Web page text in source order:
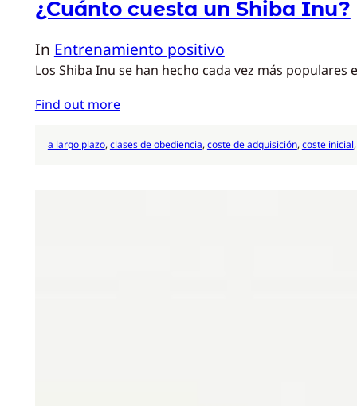
¿Cuánto cuesta un Shiba Inu?
In Entrenamiento positivo
Los Shiba Inu se han hecho cada vez más
Find out more
a largo plazo, clases de obediencia, coste de adquisición, coste inicial